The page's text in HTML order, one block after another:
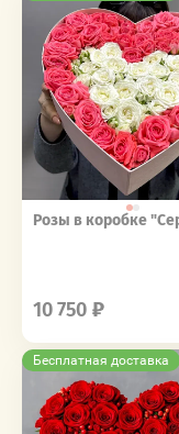
Розы в коробке
10 750
Бесплатная доставка